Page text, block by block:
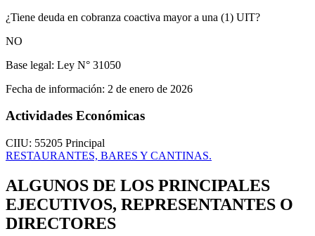
¿Tiene deuda en cobranza coactiva mayor a una (1) UIT?
NO
Base legal: Ley N° 31050
Fecha de información: 2 de enero de 2026
Actividades Económicas
CIIU: 55205 Principal
RESTAURANTES, BARES Y CANTINAS.
ALGUNOS DE LOS PRINCIPALES
EJECUTIVOS, REPRESENTANTES O
DIRECTORES